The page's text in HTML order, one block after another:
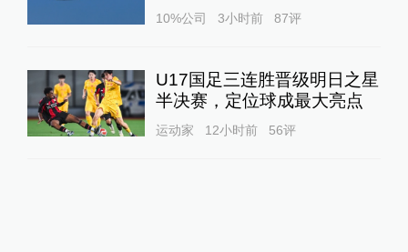
10%公司 3小时前 87评
U17国足三连胜晋级明日之星
半决赛，定位球成最大亮点
运动家 12小时前 56评